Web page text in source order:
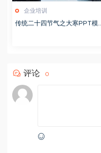
企业培训
传统二十四节气之大寒PPT模
评论 0